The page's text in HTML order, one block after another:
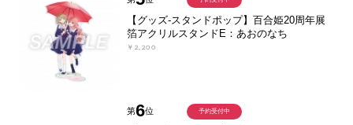
【グッズ-スタンドポップ】百合姫20周年展
箔アクリルスタンドE：あおのなち
￥2,200
第6位 予約受付中